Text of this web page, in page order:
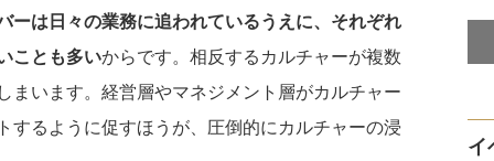
ーは日々の業務に追われているうえに、それぞれ
ことも多いからです。相反するカルチャーが複数
まいます。経営層やマネジメント層がカルチャー
するように促すほうが、圧倒的にカルチャーの浸
イ